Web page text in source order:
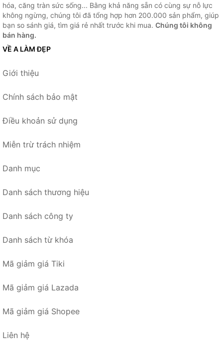
hóa, căng tràn sức sống... Bằng khả năng sẵn có cùng sự nỗ lực
không ngừng, chúng tôi đã tổng hợp hơn 200.000 sản phẩm, giúp
bạn so sánh giá, tìm giá rẻ nhất trước khi mua. Chúng tôi không
bán hàng.
VỀ A LÀM ĐẸP
Giới thiệu
Chính sách bảo mật
Điều khoản sử dụng
Miễn trừ trách nhiệm
Danh mục
Danh sách thương hiệu
Danh sách công ty
Danh sách từ khóa
Mã giảm giá Tiki
Mã giảm giá Lazada
Mã giảm giá Shopee
Liên hệ